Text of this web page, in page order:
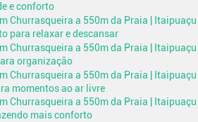
e conforto
para relaxar e descansar
organização
momentos ao ar livre
mais conforto